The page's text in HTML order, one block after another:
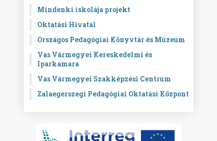
Mindenki iskolája projekt
Oktatási Hivatal
Országos Pedagógiai Könyvtár és Múzeum
Vas Vármegyei Kereskedelmi és
Iparkamara
Vas Vármegyei Szakképzési Centrum
Zalaegerszegi Pedagógiai Oktatási Központ